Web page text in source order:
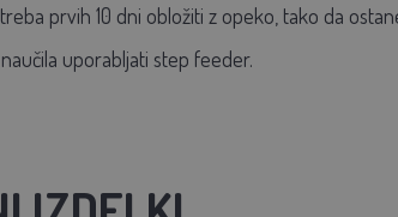
prvih 10 dni obložiti z opeko, tako da
uporabljati step feeder.